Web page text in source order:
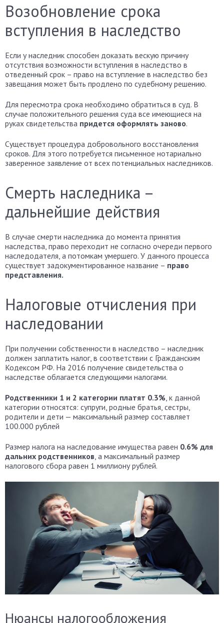
Возобновление срока
вступления в наследство
Если у наследник способен доказать вескую причину
отсутствия возможности вступления в наследство в
отведенный срок – право на вступление в наследство без
завещания может быть продлено по судебному решению.
Для пересмотра срока необходимо обратиться в суд. В
случае положительного решения суда все имеющиеся на
руках свидетельства придется оформлять заново.
Существует процедура добровольного восстановления
сроков. Для этого потребуется письменное нотариально
заверенное заявление от всех потенциальных наследников.
Смерть наследника –
дальнейшие действия
В случае смерти наследника до момента принятия
наследства, право переходит не согласно очереди первого
наследодателя, а потомкам умершего. У данного процесса
существует задокументированное название – право
представления.
Налоговые отчисления при
наследовании
При получении собственности в наследство – наследник
должен заплатить налог, в соответствии с Гражданским
Кодексом РФ. На 2016 получение свидетельства о
наследстве облагается следующими налогами.
Родственники 1 и 2 категории платят 0.3%, к данной
категории относятся: супруги, родные братья, сестры,
родители и дети — максимальный размер составляет
100.000 рублей
Размер налога на наследование имущества равен 0.6% для
дальних родственников, а максимальный размер
налогового сбора равен 1 миллиону рублей.
Нюансы налогообложения